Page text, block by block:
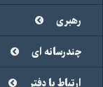
رهبری
چندرسانه ای
ارتباط با دفتر